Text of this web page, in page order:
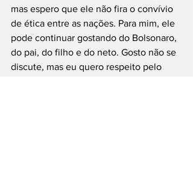
mas espero que ele não fira o convívio
de ética entre as nações. Para mim, ele
pode continuar gostando do Bolsonaro,
do pai, do filho e do neto. Gosto não se
discute, mas eu quero respeito pelo